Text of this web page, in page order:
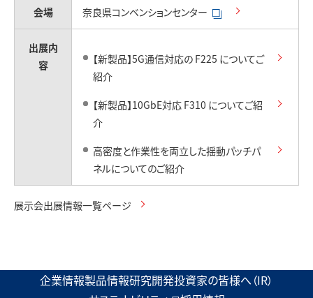
会場 奈良県コンベンションセンター
出展内
容
【新製品】5G通信対応の F225 についてご
紹介
【新製品】10GbE対応 F310 についてご紹
介
高密度と作業性を両立した揺動パッチパ
ネルについてのご紹介
展示会出展情報一覧ページ
企業情報製品情報研究開発投資家の皆様へ（IR）